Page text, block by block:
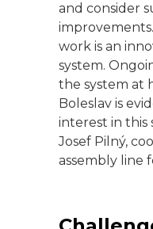
and consider
work is an
system.
the system at
Boleslav is
interest in this
Josef Pilný,
assembly line